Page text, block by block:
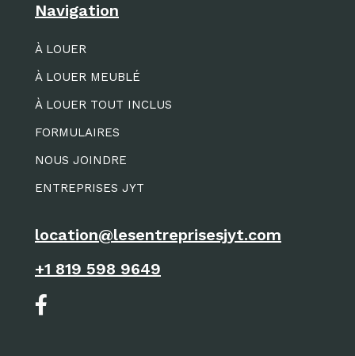
Navigation
À LOUER
À LOUER MEUBLÉ
À LOUER TOUT INCLUS
FORMULAIRES
NOUS JOINDRE
ENTREPRISES JYT
location@lesentreprisesjyt.com
+1 819 598 9649